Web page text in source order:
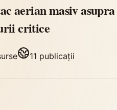
aerian masiv asupra
critice
11 publicații